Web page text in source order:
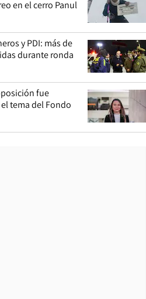
en el cerro Panul
y PDI: más de
durante ronda
fue
tema del Fondo